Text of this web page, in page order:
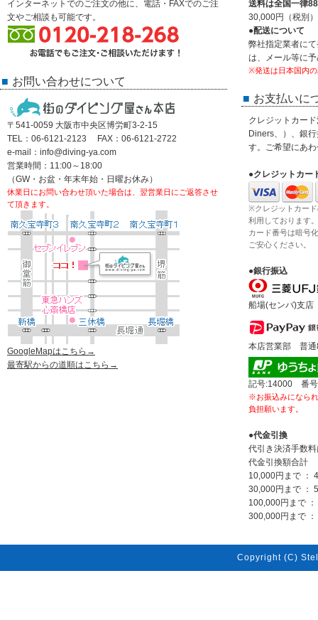
インターネットでのご注文の他に、電話・FAXでのご注
文やご相談も可能です。
お問い合わせについて
〒541-0059 大阪市中央区博労町3-2-15
TEL：06-6121-2123 FAX：06-6121-2722
e-mail：info@diving-ya.com
営業時間：11:00～18:00
（GW・お盆・年末年始・日曜お休み）
休業日にお問い合わせ頂いた場合は、翌営業日にご返答させ
て頂きます。
GoogleMapはこちら→
最寄駅からの道順はこちら→
送料は全国一律
30,000円（税別
●配送について
弊社指定業者に
は、メール等に
※発送は日本国内
お支払いに
クレジットカー
Diners、）、銀
す。ご希望にあ
●クレジットカー
※クレジットカー
利用しております。
カード番号は暗号
ご安心ください。
●銀行振込
船場(センバ)支
本店営業部 普通
記号:14000 番号
※お振込みになら
負担願います。
●代金引換
代引き決済手数
代金引換額合計
10,000円まで ：
30,000円まで ：
100,000円まで
300,000円まで
Copyright (C)